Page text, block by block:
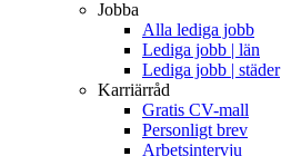
Jobba
Alla lediga jobb
Lediga jobb | län
Lediga jobb | städer
Karriärråd
Gratis CV-mall
Personligt brev
Arbetsintervju